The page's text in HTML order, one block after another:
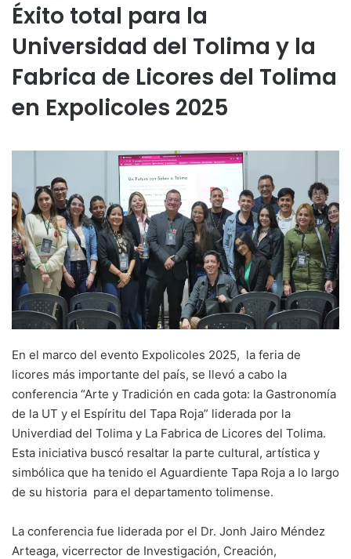
Éxito total para la
Universidad del Tolima y la
Fabrica de Licores del Tolima
en Expolicoles 2025
En el marco del evento Expolicoles 2025, la feria de
licores más importante del país, se llevó a cabo la
conferencia “Arte y Tradición en cada gota: la Gastronomía
de la UT y el Espíritu del Tapa Roja” liderada por la
Univerdiad del Tolima y La Fabrica de Licores del Tolima.
Esta iniciativa buscó resaltar la parte cultural, artística y
simbólica que ha tenido el Aguardiente Tapa Roja a lo largo
de su historia para el departamento tolimense.
La conferencia fue liderada por el Dr. Jonh Jairo Méndez
Arteaga, vicerrector de Investigación, Creación,